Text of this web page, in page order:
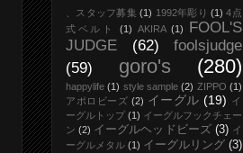
、スタッフ募集 (1) 1992年彫り (1) 4点
式ベルト
(1) AKIRA (1)
FOOL'S
JUDGE
(62)
foolsjudge
(59)
goro's (280)
happylife (1) style sample (2) ZIPPO (1)
アポロビーズ (2) イーグル (19) イ
ーグルトップ (1) イーグルフックチェー
ン (2) イーグルヘッドビーズ (3) イ
ーグルメタル (1) イーグルリング (3)